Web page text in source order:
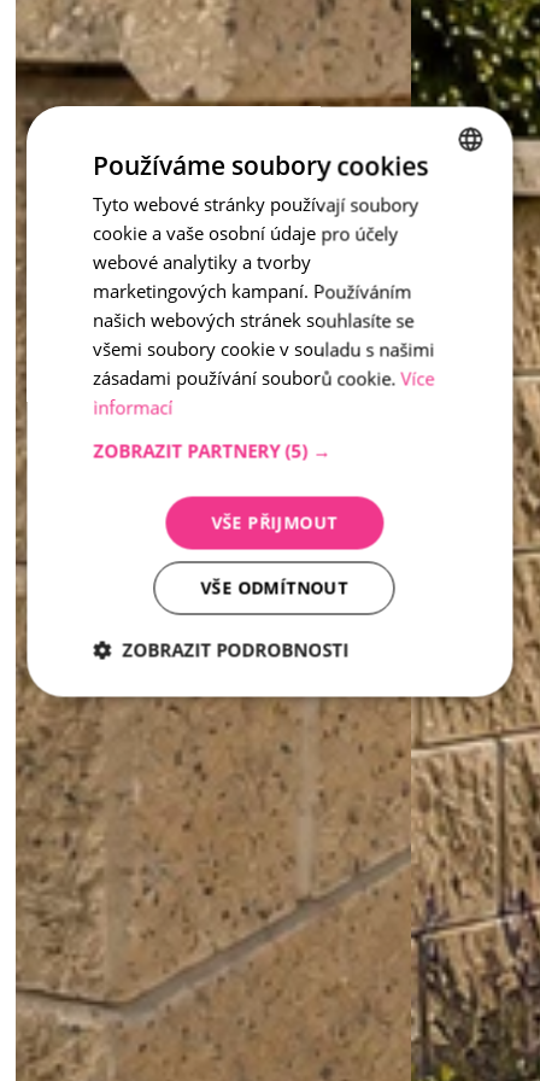
CZECH
Používáme soubory cookies
Tyto webové stránky používají soubory
cookie a vaše osobní údaje pro účely
webové analytiky a tvorby
marketingových kampaní. Používáním
našich webových stránek souhlasíte se
všemi soubory cookie v souladu s našimi
zásadami používání souborů cookie. Více
informací
ZOBRAZIT PARTNERY (5) →
VŠE PŘIJMOUT
VŠE ODMÍTNOUT
ZOBRAZIT PODROBNOSTI
Nezbytně
nutné
soubory
Analytika Marketing
Nezbytně nutné soubory
Analytika
Marketing
Nezbytně nutné soubory cookie umožňují základní
funkce webových stránek, jako je přihlášení
uživatele a správa účtu. Webové stránky nelze bez
nezbytně nutných souborů cookie správně používat.